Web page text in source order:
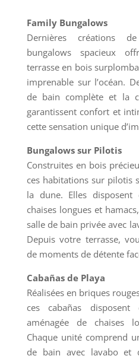
Family Bungalows
Dernières créations
bungalows spacieux
terrasse en bois
imprenable sur l’océan.
de bain complète et la
garantissent confort et
cette sensation unique
Bungalows sur Pilotis
Construites en bois
ces habitations sur pilotis
la dune. Elles disposent
chaises longues et
salle de bain privée avec
Depuis votre terrasse,
de moments de détente
Cabañas de Playa
Réalisées en briques
ces cabañas disposent
aménagée de chaises
Chaque unité comprend
de bain avec lavabo et